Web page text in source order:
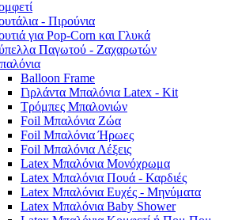
- Πιρούνια
για Pop-Corn και Γλυκά
Παγωτού - Ζαχαρωτών
Balloon Frame
Γιρλάντα Μπαλόνια Latex - Kit
Τρόμπες Μπαλονιών
Foil Μπαλόνια Ζώα
Foil Μπαλόνια Ήρωες
Foil Μπαλόνια Λέξεις
Latex Μπαλόνια Μονόχρωμα
Latex Μπαλόνια Πουά - Καρδιές
Latex Μπαλόνια Ευχές - Μηνύματα
Latex Μπαλόνια Baby Shower